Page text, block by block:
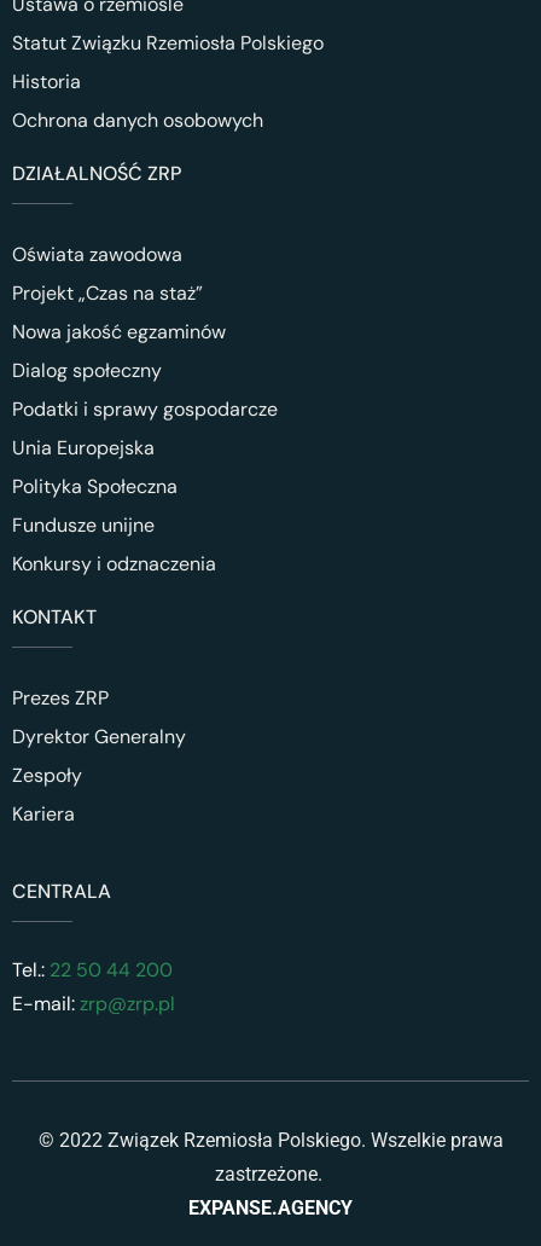
Statut Związku Rzemiosła Polskiego
Historia
Ochrona danych osobowych
DZIAŁALNOŚĆ ZRP
Oświata zawodowa
Projekt „Czas na staż”
Nowa jakość egzaminów
Dialog społeczny
Podatki i sprawy gospodarcze
Unia Europejska
Polityka Społeczna
Fundusze unijne
Konkursy i odznaczenia
KONTAKT
Prezes ZRP
Dyrektor Generalny
Zespoły
Kariera
CENTRALA
Tel.: 22 50 44 200
E-mail:zrp@zrp.pl
© 2022 Związek Rzemiosła Polskiego. Wszelkie prawa
zastrzeżone.
EXPANSE.AGENCY